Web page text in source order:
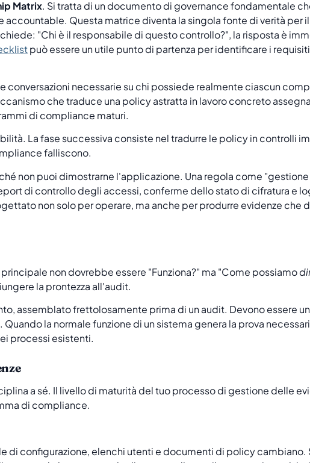
Matrix. Si tratta di un documento di governance fondamentale
Questa matrice diventa la singola fonte di verità per il
"Chi è il responsabile di questo controllo?", la risposta è
può essere un utile punto di partenza per identificare i
conversazioni necessarie su chi possiede realmente ciascun
che traduce una policy astratta in lavoro concreto
di compliance maturi.
La fase successiva consiste nel tradurre le policy in controlli
falliscono.
non puoi dimostrarne l'applicazione. Una regola come
di controllo degli accessi, conferme dello stato di cifratura e
non solo per operare, ma anche per produrre evidenze che
non dovrebbe essere "Funziona?" ma "Come possiamo
la prontezza all'audit.
assemblato frettolosamente prima di un audit. Devono essere
la normale funzione di un sistema genera la prova
processi esistenti.
a sé. Il livello di maturità del tuo processo di gestione delle
di compliance.
di configurazione, elenchi utenti e documenti di policy cambiano.